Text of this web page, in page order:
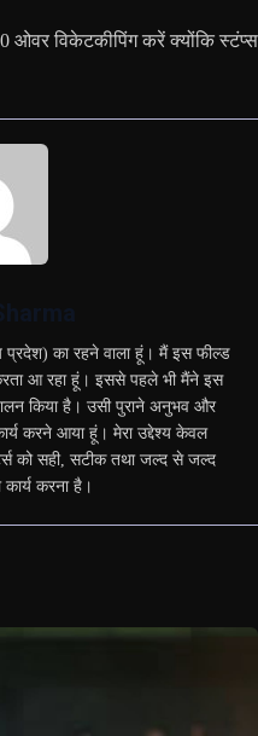
ओवर विकेटकीपिंग करें क्योंकि स्टंप्स
प्रदेश) का रहने वाला हूं। मैं इस फील्ड
आ रहा हूं। इससे पहले भी मैंने इस
किया है। उसी पुराने अनुभव और
करने आया हूं। मेरा उद्देश्य केवल
को सही, सटीक तथा जल्द से जल्द
करना है।